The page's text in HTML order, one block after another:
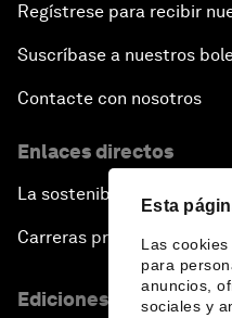
Esta
Las
para
anuncios,
sociales y
Regístrese para recibir
Suscríbase a nuestros
Contacte con nosotros
Enlaces directos
La sostenibilidad en el Foro
Carreras profesionales
Ediciones en otros